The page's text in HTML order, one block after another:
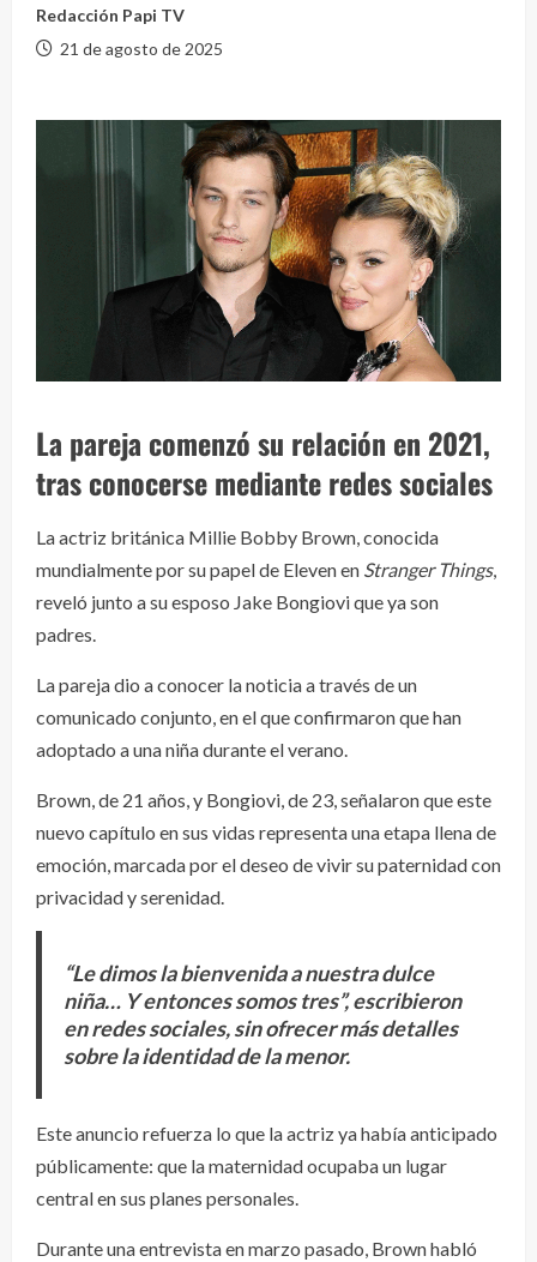
Redacción Papi TV
21 de agosto de 2025
La pareja comenzó su relación en 2021,
tras conocerse mediante redes sociales
La actriz británica Millie Bobby Brown, conocida
mundialmente por su papel de Eleven en Stranger Things,
reveló junto a su esposo Jake Bongiovi que ya son
padres.
La pareja dio a conocer la noticia a través de un
comunicado conjunto, en el que confirmaron que han
adoptado a una niña durante el verano.
Brown, de 21 años, y Bongiovi, de 23, señalaron que este
nuevo capítulo en sus vidas representa una etapa llena de
emoción, marcada por el deseo de vivir su paternidad con
privacidad y serenidad.
“Le dimos la bienvenida a nuestra dulce
niña… Y entonces somos tres”, escribieron
en redes sociales, sin ofrecer más detalles
sobre la identidad de la menor.
Este anuncio refuerza lo que la actriz ya había anticipado
públicamente: que la maternidad ocupaba un lugar
central en sus planes personales.
Durante una entrevista en marzo pasado, Brown habló